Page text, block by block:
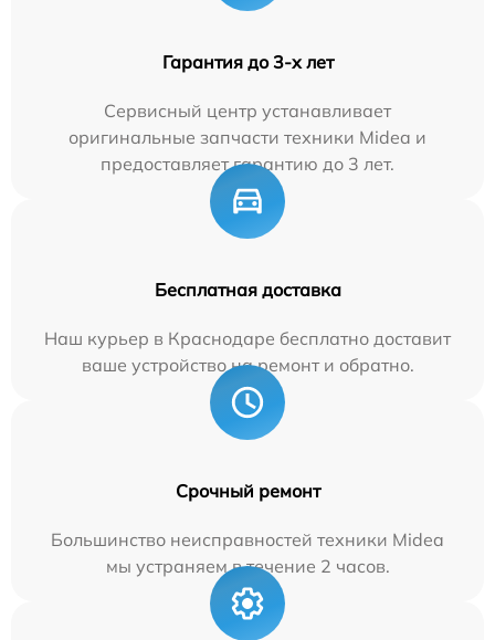
Гарантия до 3-х лет
Сервисный центр устанавливает
оригинальные запчасти техники Midea и
предоставляет гарантию до 3 лет.
Бесплатная доставка
Наш курьер в Краснодаре бесплатно доставит
ваше устройство на ремонт и обратно.
Срочный ремонт
Большинство неисправностей техники Midea
мы устраняем в течение 2 часов.